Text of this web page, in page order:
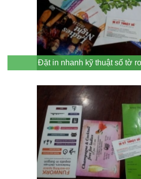
Đặt in nhanh kỹ thuật số tờ